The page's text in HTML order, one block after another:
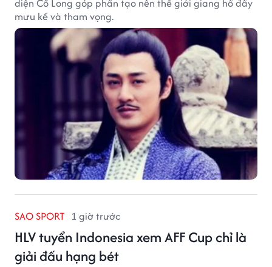
diện Cổ Long góp phần tạo nên thế giới giang hồ đầy
mưu kế và tham vọng.
SAO SPORT 1 giờ trước
HLV tuyển Indonesia xem AFF Cup chỉ là
giải đấu hạng bét